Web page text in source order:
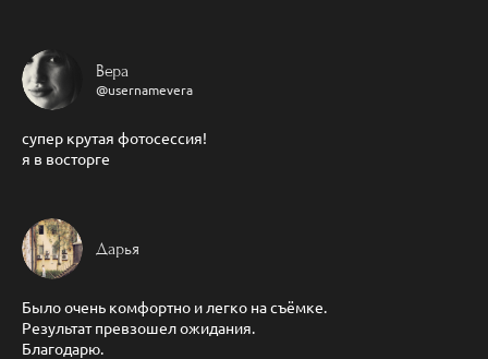
Вера
@usernamevera
супер крутая фотосессия!
я в восторге
Дарья
Было очень комфортно и легко на съёмке.
Результат превзошел ожидания.
Благодарю.